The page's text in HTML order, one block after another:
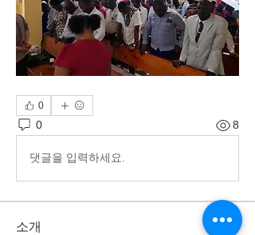
0
0 8
댓글을 입력하세요.
소개